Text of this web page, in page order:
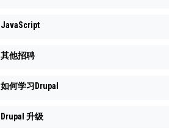
JavaScript
其他招聘
如何学习Drupal
Drupal 升级